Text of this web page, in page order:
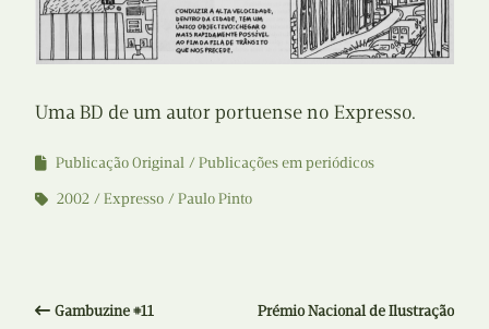
Uma BD de um autor portuense no Expresso.
Publicação Original
Publicações em periódicos
2002
Expresso Paulo Pinto
Gambuzine #11
Prémio Nacional de Ilustração